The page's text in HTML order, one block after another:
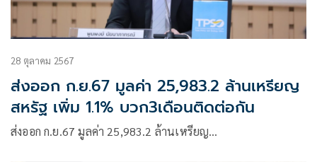
28 ตุลาคม 2567
ส่งออก ก.ย.67 มูลค่า 25,983.2 ล้านเหรียญ
สหรัฐ เพิ่ม 1.1% บวก3เดือนติดต่อกัน
ส่งออก ก.ย.67 มูลค่า 25,983.2 ล้านเหรียญ…